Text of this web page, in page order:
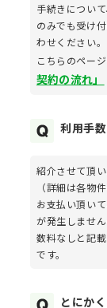
手続きについ
のみでも受け
わせください。
こちらのペー
契約の流れ」
利用手
紹介させて頂
（詳細は各物
お支払い頂い
が発生しませ
数料なしと記
です。
とにか